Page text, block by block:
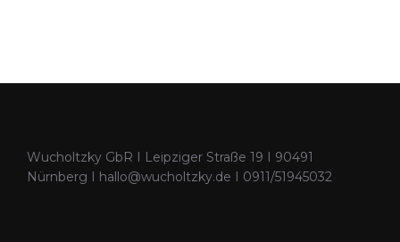
Wucholtzky GbR I Leipziger Straße 19 I 90491
Nürnberg I hallo@wucholtzky.de I 0911/51945032